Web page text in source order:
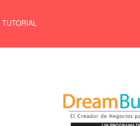
TUTORIAL